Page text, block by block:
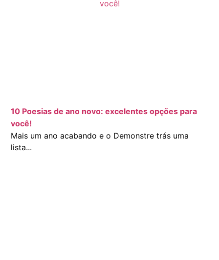
10 Poesias de ano novo: excelentes opções para
você!
Mais um ano acabando e o Demonstre trás uma
lista...